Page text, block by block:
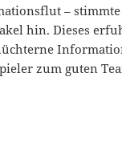
–
hin. Dieses
zum guten